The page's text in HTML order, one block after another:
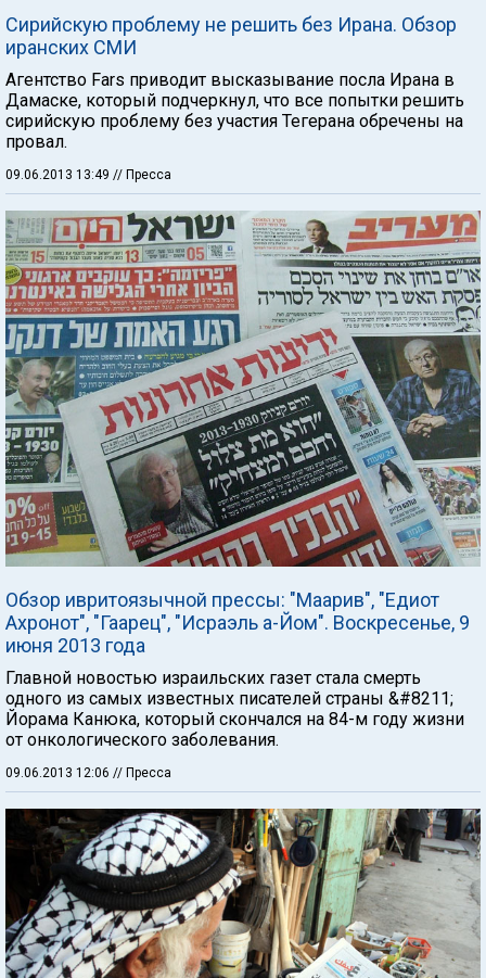
Сирийскую проблему не решить без Ирана. Обзор
иранских СМИ
Агентство Fars приводит высказывание посла Ирана в
Дамаске, который подчеркнул, что все попытки решить
сирийскую проблему без участия Тегерана обречены на
провал.
09.06.2013 13:49 // Пресса
Обзор ивритоязычной прессы: "Маарив", "Едиот
Ахронот", "Гаарец", "Исраэль а-Йом". Воскресенье, 9
июня 2013 года
Главной новостью израильских газет стала смерть
одного из самых известных писателей страны &#8211;
Йорама Канюка, который скончался на 84-м году жизни
от онкологического заболевания.
09.06.2013 12:06 // Пресса